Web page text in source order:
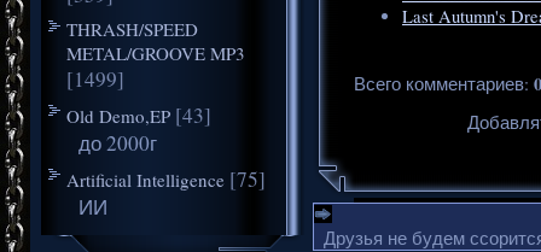
THRASH/SPEED
METAL/GROOVE MP3
[1499]
Old Demo,EP [43]
до 2000г
Artificial Intelligence [75]
ИИ
Last Autumn's
Всего комментариев: 0
Друзья не будем